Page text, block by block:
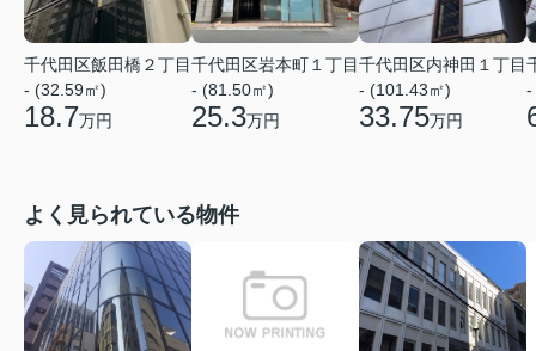
千代田区飯田橋２丁目
- (32.59㎡)
18.7万円
千代田区岩本町１丁目
- (81.50㎡)
25.3万円
千代田区内神田１丁目
- (101.43㎡)
33.75万円
-
よく見られている物件